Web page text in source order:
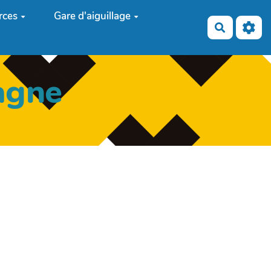
Gare d'aiguillage